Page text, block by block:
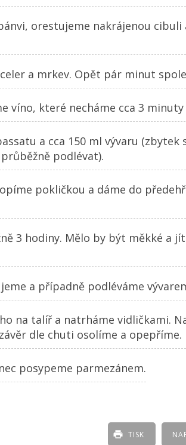
orestujeme nakrájenou cibuli
a mrkev. Opět pár minut
víno, které necháme cca 3
a cca 150 ml vývaru (zbytek
podlévat).
pokličkou a dáme do
3 hodiny. Mělo by být měkké a
a případně podléváme
na talíř a natrháme vidličkami.
dle chuti osolíme a opepříme.
posypeme parmezánem.
TISK